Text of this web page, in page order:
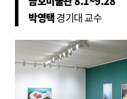
박영택경기대 교수